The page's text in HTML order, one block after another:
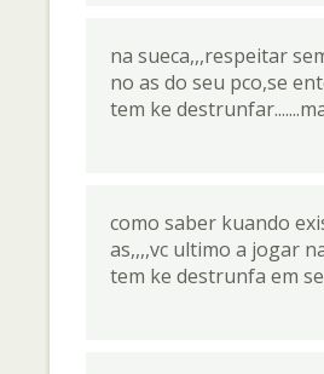
na sueca,,,respeitar
no as do seu pco,se
tem ke
como saber kuando
as,,,,vc ultimo a jogar
tem ke destrunfa em